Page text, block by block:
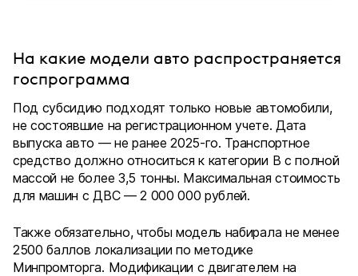
На какие модели авто распространяется
госпрограмма
Под субсидию подходят только новые автомобили,
не состоявшие на регистрационном учете. Дата
выпуска авто — не ранее 2025-го. Транспортное
средство должно относиться к категории B с полной
массой не более 3,5 тонны. Максимальная стоимость
для машин с ДВС — 2 000 000 рублей.
Также обязательно, чтобы модель набирала не менее
2500 баллов локализации по методике
Минпромторга. Модификации с двигателем на